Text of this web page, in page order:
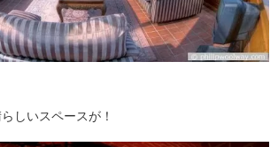
しいスペースが！